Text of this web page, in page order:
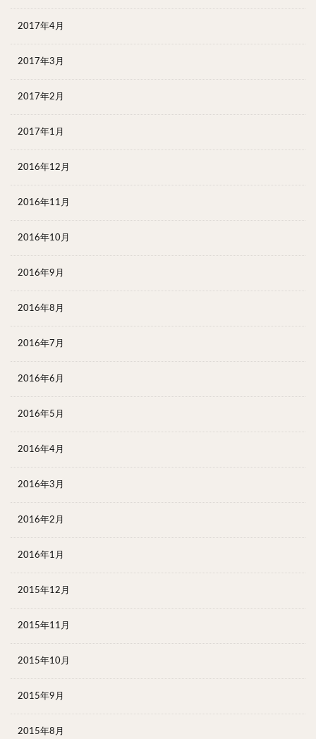
2017年4月
2017年3月
2017年2月
2017年1月
2016年12月
2016年11月
2016年10月
2016年9月
2016年8月
2016年7月
2016年6月
2016年5月
2016年4月
2016年3月
2016年2月
2016年1月
2015年12月
2015年11月
2015年10月
2015年9月
2015年8月